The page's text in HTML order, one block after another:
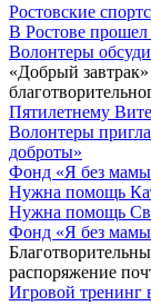
Ростовские
В Ростове прошел
Волонтеры
«Добрый
Пятилетнему
Волонтеры
доброты»
Фонд «Я без
Нужна помощь
Нужна помощь
Фонд «Я без
распоряжение
Игровой тренинг